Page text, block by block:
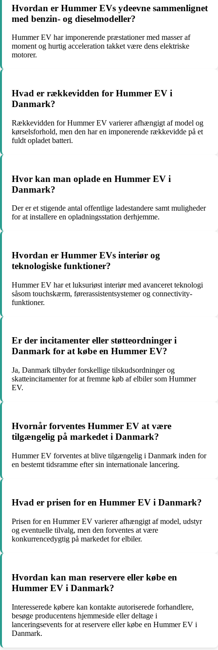
Hvordan er Hummer EVs ydeevne sammenlignet
med benzin- og dieselmodeller?
Hummer EV har imponerende præstationer med masser af
moment og hurtig acceleration takket være dens elektriske
motorer.
Hvad er rækkevidden for Hummer EV i
Danmark?
Rækkevidden for Hummer EV varierer afhængigt af model og
kørselsforhold, men den har en imponerende rækkevidde på et
fuldt opladet batteri.
Hvor kan man oplade en Hummer EV i
Danmark?
Der er et stigende antal offentlige ladestandere samt muligheder
for at installere en opladningsstation derhjemme.
Hvordan er Hummer EVs interiør og
teknologiske funktioner?
Hummer EV har et luksuriøst interiør med avanceret teknologi
såsom touchskærm, førerassistentsystemer og connectivity-
funktioner.
Er der incitamenter eller støtteordninger i
Danmark for at købe en Hummer EV?
Ja, Danmark tilbyder forskellige tilskudsordninger og
skatteincitamenter for at fremme køb af elbiler som Hummer
EV.
Hvornår forventes Hummer EV at være
tilgængelig på markedet i Danmark?
Hummer EV forventes at blive tilgængelig i Danmark inden for
en bestemt tidsramme efter sin internationale lancering.
Hvad er prisen for en Hummer EV i Danmark?
Prisen for en Hummer EV varierer afhængigt af model, udstyr
og eventuelle tilvalg, men den forventes at være
konkurrencedygtig på markedet for elbiler.
Hvordan kan man reservere eller købe en
Hummer EV i Danmark?
Interesserede købere kan kontakte autoriserede forhandlere,
besøge producentens hjemmeside eller deltage i
lanceringsevents for at reservere eller købe en Hummer EV i
Danmark.